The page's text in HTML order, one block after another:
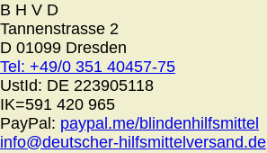
B H V D
Tannenstrasse 2
D 01099 Dresden
Tel: +49/0 351 40457-75
UstId: DE 223905118
IK=591 420 965
PayPal: paypal.me/blindenhilfsmittel
info@deutscher-hilfsmittelversand.de